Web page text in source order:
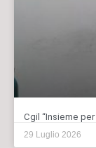
Cgil “Insieme
29 Luglio 2026